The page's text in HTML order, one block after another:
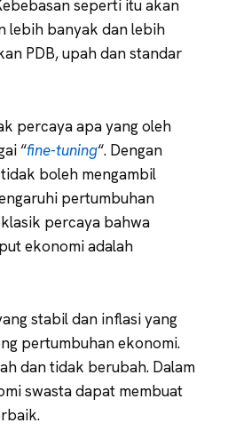
seperti itu akan
lebih banyak dan lebih
PDB, upah dan standar
percaya apa yang oleh
“fine-tuning“. Dengan
boleh mengambil
pertumbuhan
percaya bahwa
ekonomi adalah
stabil dan inflasi yang
pertumbuhan ekonomi.
dan tidak berubah. Dalam
swasta dapat membuat